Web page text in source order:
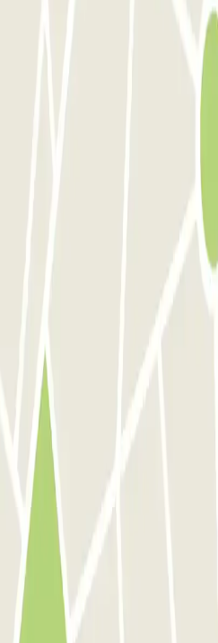
zo vaak in- en
in Maastricht
in Venetië
Parkeren in Rome
in Verona